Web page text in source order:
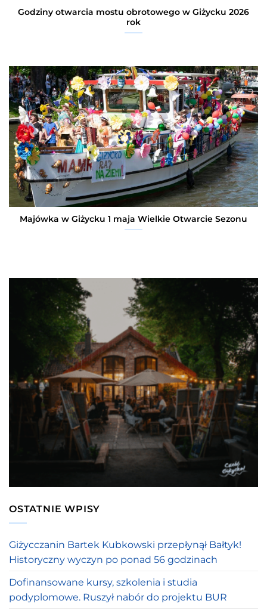
Godziny otwarcia mostu obrotowego w Giżycku 2026
rok
Majówka w Giżycku 1 maja Wielkie Otwarcie Sezonu
OSTATNIE WPISY
Giżycczanin Bartek Kubkowski przepłynął Bałtyk!
Historyczny wyczyn po ponad 56 godzinach
Dofinansowane kursy, szkolenia i studia
podyplomowe. Ruszył nabór do projektu BUR